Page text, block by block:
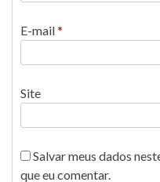
E-mail*
Site
Salvar meus dados
que eu comentar.